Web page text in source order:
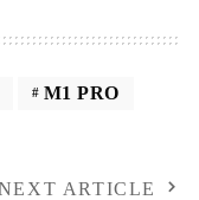
M1 PRO
ARTICLE